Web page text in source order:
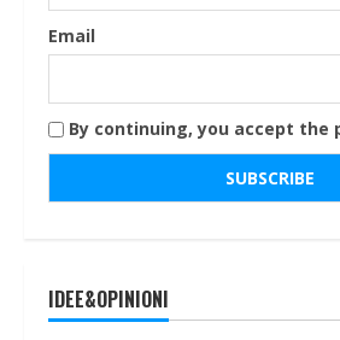
Email
By continuing, you accept the
IDEE&OPINIONI